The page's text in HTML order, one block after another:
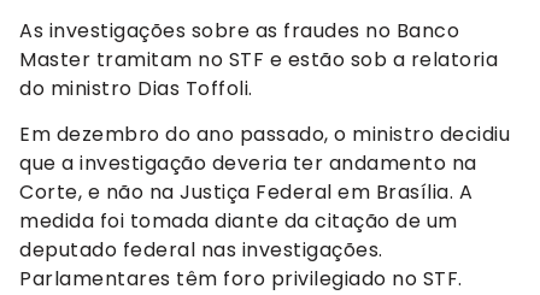
As investigações sobre as fraudes no Banco
Master tramitam no STF e estão sob a relatoria
do ministro Dias Toffoli.
Em dezembro do ano passado, o ministro decidiu
que a investigação deveria ter andamento na
Corte, e não na Justiça Federal em Brasília. A
medida foi tomada diante da citação de um
deputado federal nas investigações.
Parlamentares têm foro privilegiado no STF.